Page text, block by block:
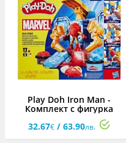
Play Doh Iron Man -
Комплект с фигурка
Железният човек
32.67€ / 63.90лв.